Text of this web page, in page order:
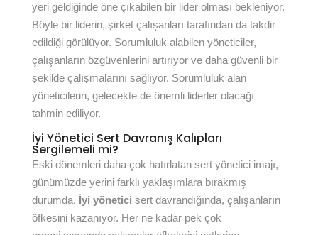
yeri geldiğinde öne çıkabilen bir lider olması bekleniyor.
Böyle bir liderin, şirket çalışanları tarafından da takdir
edildiği görülüyor. Sorumluluk alabilen yöneticiler,
çalışanların özgüvenlerini artırıyor ve daha güvenli bir
şekilde çalışmalarını sağlıyor. Sorumluluk alan
yöneticilerin, gelecekte de önemli liderler olacağı
tahmin ediliyor.
İyi Yönetici Sert Davranış Kalıpları
Sergilemeli mi?
Eski dönemleri daha çok hatırlatan sert yönetici imajı,
günümüzde yerini farklı yaklaşımlara bırakmış
durumda. İyi yönetici sert davrandığında, çalışanların
öfkesini kazanıyor. Her ne kadar pek çok